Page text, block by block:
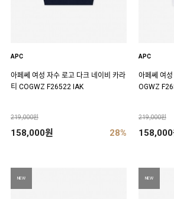
APC
아페쎄 여성 자수 로고 다크 네이비 카라
티 COGWZ F26522 IAK
219,000원
158,000원 28%
APC
아페쎄 여
OGWZ
219,000원
158,000
NEW NEW